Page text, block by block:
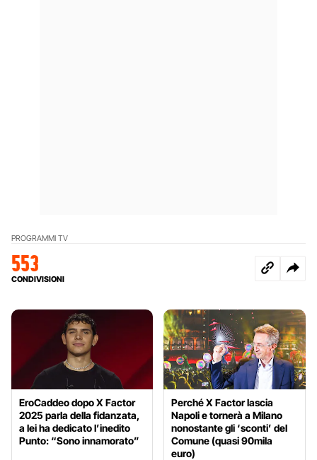
PROGRAMMI TV
553
CONDIVISIONI
EroCaddeo dopo X Factor
2025 parla della fidanzata,
a lei ha dedicato l’inedito
Punto: “Sono innamorato”
Perché X Factor lascia
Napoli e tornerà a Milano
nonostante gli ‘sconti’ del
Comune (quasi 90mila
euro)